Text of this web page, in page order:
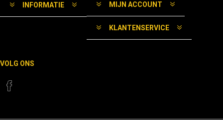
INFORMATIE MIJN ACCOUNT
KLANTENSERVICE
VOLG ONS